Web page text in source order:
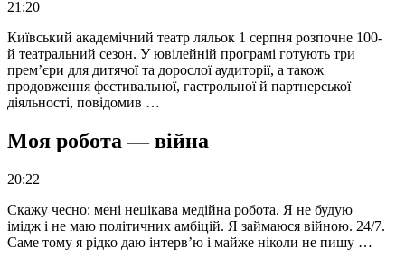
21:20
Київський академічний театр ляльок 1 серпня розпочне 100-
й театральний сезон. У ювілейній програмі готують три
прем’єри для дитячої та дорослої аудиторії, а також
продовження фестивальної, гастрольної й партнерської
діяльності, повідомив …
Моя робота — війна
20:22
Скажу чесно: мені нецікава медійна робота. Я не будую
імідж і не маю політичних амбіцій. Я займаюся війною. 24/7.
Саме тому я рідко даю інтерв’ю і майже ніколи не пишу …